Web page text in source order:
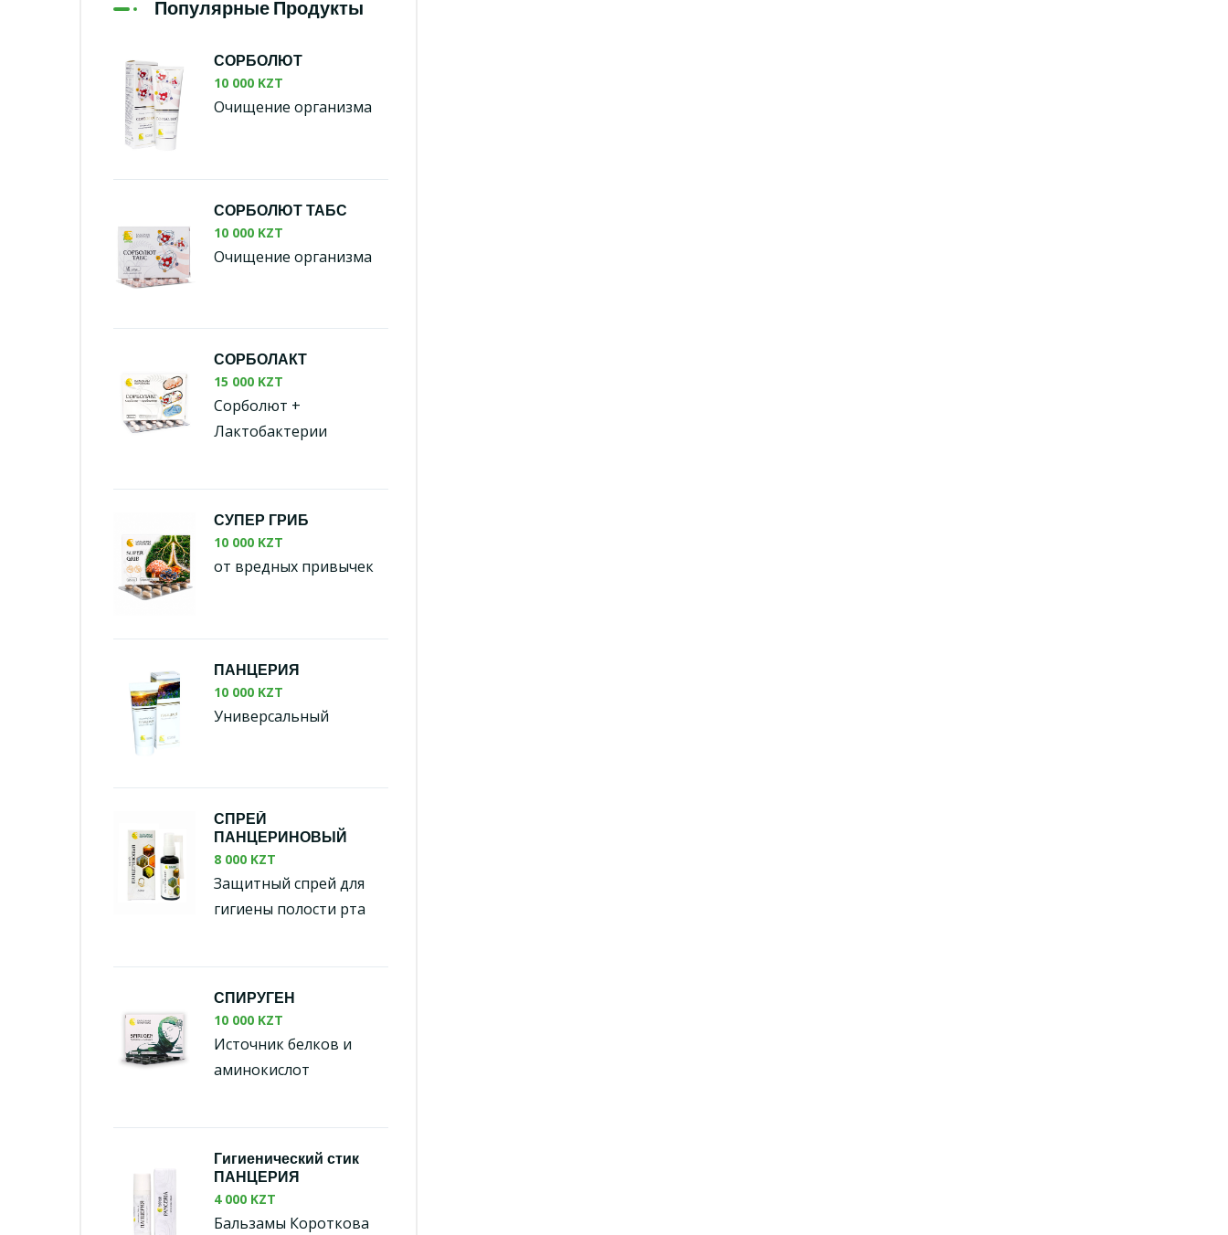
Популярные Продукты
СОРБОЛЮТ
10 000 KZT
Очищение организма
СОРБОЛЮТ ТАБС
10 000 KZT
Очищение организма
СОРБОЛАКТ
15 000 KZT
Сорболют +
Лактобактерии
СУПЕР ГРИБ
10 000 KZT
от вредных привычек
ПАНЦЕРИЯ
10 000 KZT
Универсальный
СПРЕЙ
ПАНЦЕРИНОВЫЙ
8 000 KZT
Защитный спрей для
гигиены полости рта
СПИРУГЕН
10 000 KZT
Источник белков и
аминокислот
Гигиенический стик
ПАНЦЕРИЯ
4 000 KZT
Бальзамы Короткова